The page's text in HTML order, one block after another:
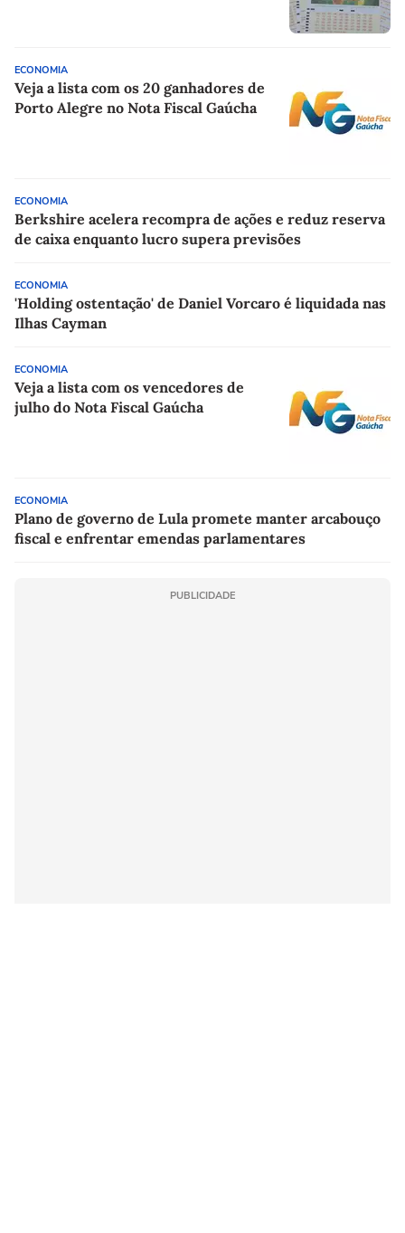
ECONOMIA
Veja a lista com os 20 ganhadores de
Porto Alegre no Nota Fiscal Gaúcha
ECONOMIA
Berkshire acelera recompra de ações e reduz reserva
de caixa enquanto lucro supera previsões
ECONOMIA
'Holding ostentação' de Daniel Vorcaro é liquidada nas
Ilhas Cayman
ECONOMIA
Veja a lista com os vencedores de
julho do Nota Fiscal Gaúcha
ECONOMIA
Plano de governo de Lula promete manter arcabouço
fiscal e enfrentar emendas parlamentares
PUBLICIDADE